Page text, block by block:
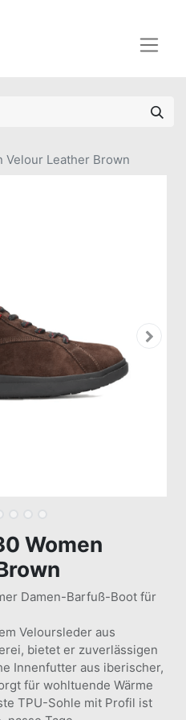
Velour Leather Brown
Women
Damen-Barfuß-Boot für
Veloursleder aus
bietet er zuverlässigen
Innenfutter aus iberischer,
für wohltuende Wärme
TPU-Sohle mit Profil ist